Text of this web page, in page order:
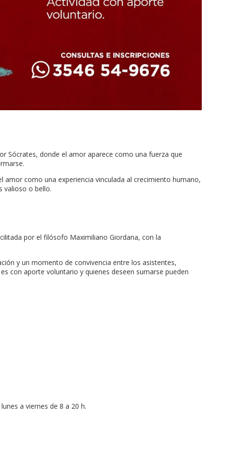
Sócrates, donde el amor aparece como una fuerza que
como una experiencia vinculada al crecimiento humano,
valioso o bello.
por el filósofo Maximiliano Giordana, con la
y un momento de convivencia entre los asistentes,
con aporte voluntario y quienes deseen sumarse pueden
a viernes de 8 a 20 h.